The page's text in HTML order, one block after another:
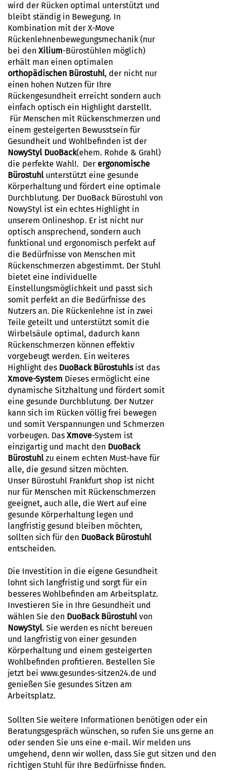
wird der Rücken optimal unterstützt und
bleibt ständig in Bewegung. In
Kombination mit der X-Move
Rückenlehnenbewegungsmechanik (nur
bei den Xilium-Bürostühlen möglich)
erhält man einen optimalen
orthopädischen Bürostuhl, der nicht nur
einen hohen Nutzen für Ihre
Rückengesundheit erreicht sondern auch
einfach optisch ein Highlight darstellt.
Für Menschen mit Rückenschmerzen und
einem gesteigerten Bewusstsein für
Gesundheit und Wohlbefinden ist der
NowyStyl DuoBack(ehem. Rohde & Grahl)
die perfekte Wahl!. Der ergonomische
Bürostuhl unterstützt eine gesunde
Körperhaltung und fördert eine optimale
Durchblutung. Der DuoBack Bürostuhl von
NowyStyl ist ein echtes Highlight in
unserem Onlineshop. Er ist nicht nur
optisch ansprechend, sondern auch
funktional und ergonomisch perfekt auf
die Bedürfnisse von Menschen mit
Rückenschmerzen abgestimmt. Der Stuhl
bietet eine individuelle
Einstellungsmöglichkeit und passt sich
somit perfekt an die Bedürfnisse des
Nutzers an. Die Rückenlehne ist in zwei
Teile geteilt und unterstützt somit die
Wirbelsäule optimal, dadurch kann
Rückenschmerzen können effektiv
vorgebeugt werden. Ein weiteres
Highlight des DuoBack Bürostuhlsist das
Xmove-System Dieses ermöglicht eine
dynamische Sitzhaltung und fördert somit
eine gesunde Durchblutung. Der Nutzer
kann sich im Rücken völlig frei bewegen
und somit Verspannungen und Schmerzen
vorbeugen. Das Xmove-System ist
einzigartig und macht den DuoBack
Bürostuhl zu einem echten Must-have für
alle, die gesund sitzen möchten.
Unser Bürostuhl Frankfurt shop ist nicht
nur für Menschen mit Rückenschmerzen
geeignet, auch alle, die Wert auf eine
gesunde Körperhaltung legen und
langfristig gesund bleiben möchten,
sollten sich für den DuoBack Bürostuhl
entscheiden.
Die Investition in die eigene Gesundheit
lohnt sich langfristig und sorgt für ein
besseres Wohlbefinden am Arbeitsplatz.
Investieren Sie in Ihre Gesundheit und
wählen Sie den DuoBack Bürostuhl von
NowyStyl. Sie werden es nicht bereuen
und langfristig von einer gesunden
Körperhaltung und einem gesteigerten
Wohlbefinden profitieren. Bestellen Sie
jetzt bei www.gesundes-sitzen24.de und
genießen Sie gesundes Sitzen am
Arbeitsplatz.
Sollten Sie weitere Informationen benötigen oder ein
Beratungsgespräch wünschen, so rufen Sie uns gerne an
oder senden Sie uns eine e-mail. Wir melden uns
umgehend, denn wir wollen, dass Sie gut sitzen und den
richtigen Stuhl für Ihre Bedürfnisse finden.